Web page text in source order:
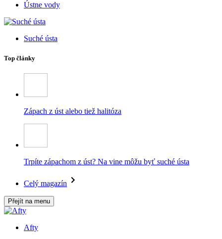
Ústne vody
Suché ústa
Top články
Zápach z úst alebo tiež halitóza
Trpíte zápachom z úst? Na vine môžu byť suché ústa
Celý magazín
Přejít na menu
Afty